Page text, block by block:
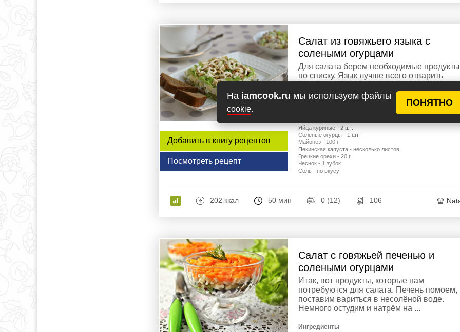
На iamcook.ru мы используем файлы
cookie.
ПОНЯТНО
Добавить в книгу рецептов
Посмотреть рецепт
Салат из говяжьего языка с
солеными огурцами
Для салата берем необходимые продукты
по списку. Язык лучше всего отварить
приготовления самого салата. Время ...
Яйца куриные - 2 шт.
Соленые огурцы - 1 шт.
Майонез - 100 г
Пекинская капуста - несколько листов
Грецкие орехи - 20 г
Чеснок - 1 зубок
Соль - по вкусу
202 ккал 50 мин 0 (12) 106
Салат с говяжьей печенью и
солеными огурцами
Итак, вот продукты, которые нам
потребуются для салата. Печень помоем,
поставим вариться в несолёной воде.
Немного остудим и натрём на ...
Ингредиенты